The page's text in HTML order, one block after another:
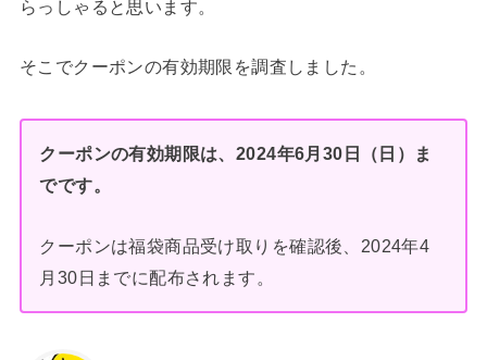
らっしゃると思います。
そこでクーポンの有効期限を調査しました。
クーポンの有効期限は、2024年6月30日（日）ま
でです。
クーポンは福袋商品受け取りを確認後、2024年4
月30日までに配布されます。